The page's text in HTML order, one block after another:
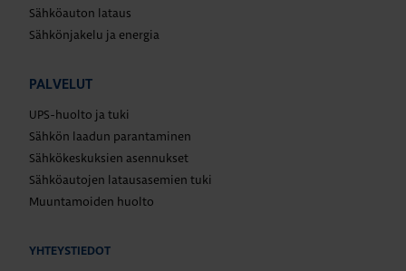
Sähköauton lataus
Sähkönjakelu ja energia
PALVELUT
UPS-huolto ja tuki
Sähkön laadun parantaminen
Sähkökeskuksien asennukset
Sähköautojen latausasemien tuki
Muuntamoiden huolto
YHTEYSTIEDOT